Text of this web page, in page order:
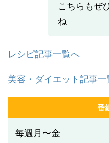
こちらもぜ
ね
レシピ記事一覧へ
美容・ダイエット記事
番
毎週月〜金